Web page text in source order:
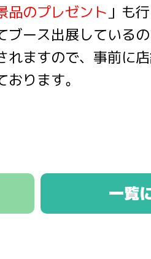
品のプレゼント 」も
ブース出展してい
れますので、事前に
ります。
一覧